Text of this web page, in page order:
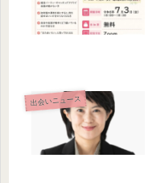
出会いニュース